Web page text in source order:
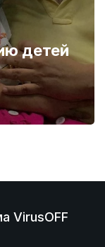
детей
VirusOFF